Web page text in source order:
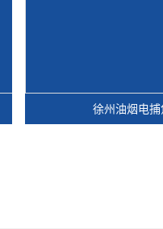
徐州油烟电捕焦油器